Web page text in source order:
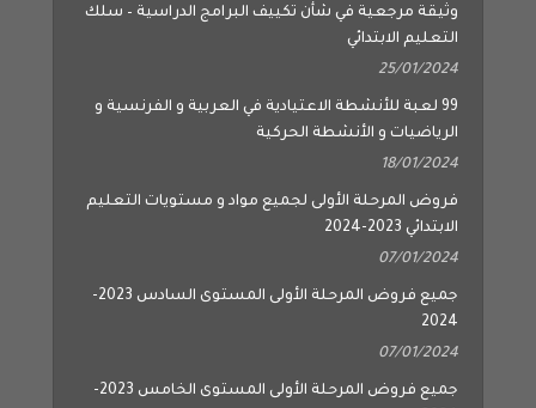
وثيقة مرجعية في شأن تكييف البرامج الدراسية – سلك
التعليم الابتدائي
25/01/2024
99 لعبة للأنشطة الاعتيادية في العربية و الفرنسية و
الرياضيات و الأنشطة الحركية
18/01/2024
فروض المرحلة الأولى لجميع مواد و مستويات التعليم
الابتدائي 2023-2024
07/01/2024
جميع فروض المرحلة الأولى المستوى السادس 2023-
2024
07/01/2024
جميع فروض المرحلة الأولى المستوى الخامس 2023-